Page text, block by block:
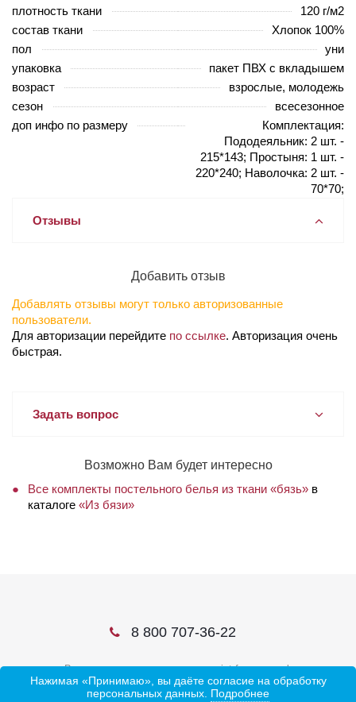
плотность ткани
120 г/м2
состав ткани
Хлопок 100%
пол
уни
упаковка
пакет ПВХ с вкладышем
возраст
взрослые, молодежь
сезон
всесезонное
доп инфо по размеру
Комплектация:
Пододеяльник: 2 шт. -
215*143; Простыня: 1 шт. -
220*240; Наволочка: 2 шт. -
70*70;
Отзывы
Добавить отзыв
Добавлять отзывы могут только авторизованные
пользователи.
Для авторизации перейдите по ссылке. Авторизация очень
быстрая.
Задать вопрос
Возможно Вам будет интересно
Все комплекты постельного белья из ткани «бязь» в
каталоге «Из бязи»
8 800 707-36-22
В соцсетях ищите нас по слову ivtrf или ивтрф
Нажимая «Принимаю», вы даёте согласие на обработку
персональных данных. Подробнее